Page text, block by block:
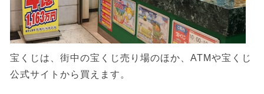
宝くじは、街中の宝くじ売り場のほか、ATMや宝くじ
公式サイトから買えます。